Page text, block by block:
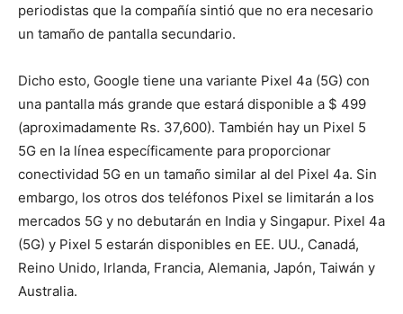
periodistas que la compañía sintió que no era necesario
un tamaño de pantalla secundario.
Dicho esto, Google tiene una variante Pixel 4a (5G) con
una pantalla más grande que estará disponible a $ 499
(aproximadamente Rs. 37,600). También hay un Pixel 5
5G en la línea específicamente para proporcionar
conectividad 5G en un tamaño similar al del Pixel 4a. Sin
embargo, los otros dos teléfonos Pixel se limitarán a los
mercados 5G y no debutarán en India y Singapur. Pixel 4a
(5G) y Pixel 5 estarán disponibles en EE. UU., Canadá,
Reino Unido, Irlanda, Francia, Alemania, Japón, Taiwán y
Australia.